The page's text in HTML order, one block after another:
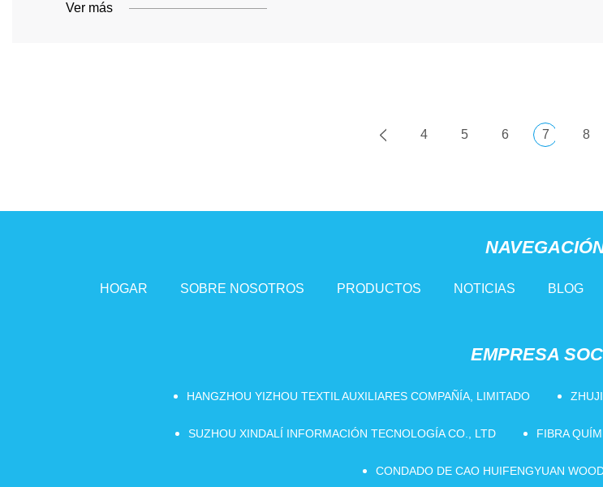
Ver más
4 5 6 7 8
HOGAR SOBRE NOSOTROS PRODUCTOS NOTICIAS BLOG
EMPRESA
HANGZHOU YIZHOU TEXTIL AUXILIARES COMPAÑÍA, LIMITADO
SUZHOU XINDALÍ INFORMACIÓN TECNOLOGÍA CO., LTD FIBRA
CONDADO DE CAO HUIFENGYUAN